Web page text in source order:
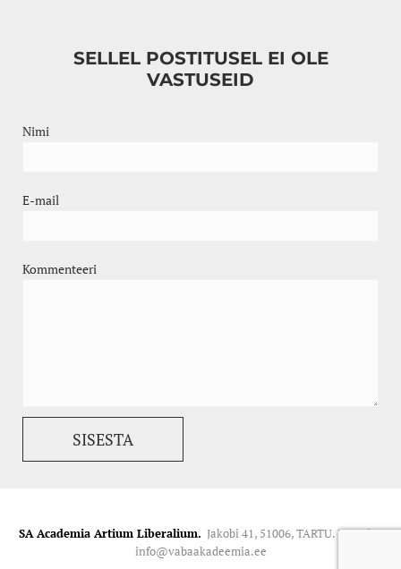
SELLEL POSTITUSEL EI OLE
VASTUSEID
Nimi
E-mail
Kommenteeri
SA Academia Artium Liberalium. Jakobi 41, 51006, TARTU. Kontakt:
info@vabaakadeemia.ee